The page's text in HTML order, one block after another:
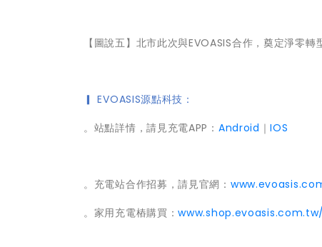
【圖說五】北市此次與EVOASIS合作，奠定淨零
▎ EVOASIS源點科技：
。站點詳情，請見充電APP： Android ｜IOS
。充電站合作招募，請見官網：
。家用充電樁購買：www.shop.evoasis.com.tw/